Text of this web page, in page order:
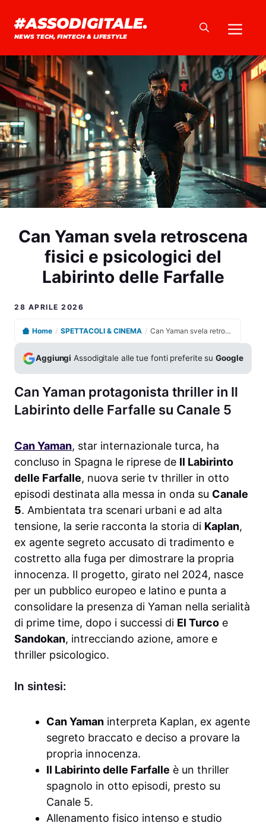
contenuto
#ASSODIGITALE.
NEWS TECH, FINTECH & LIFESTYLE
Can Yaman svela retroscena
fisici e psicologici del
Labirinto delle Farfalle
28 APRILE 2026
Home / SPETTACOLI & CINEMA / Can Yaman svela retroscena fisici e psicologici del Labirinto delle Farfalle
Aggiungi Assodigitale alle tue fonti preferite suGoogle
Can Yaman protagonista thriller in Il
Labirinto delle Farfalle su Canale 5
Can Yaman, star internazionale turca, ha
concluso in Spagna le riprese de Il Labirinto
delle Farfalle, nuova serie tv thriller in otto
episodi destinata alla messa in onda su Canale
5. Ambientata tra scenari urbani e ad alta
tensione, la serie racconta la storia di Kaplan,
ex agente segreto accusato di tradimento e
costretto alla fuga per dimostrare la propria
innocenza. Il progetto, girato nel 2024, nasce
per un pubblico europeo e latino e punta a
consolidare la presenza di Yaman nella serialità
di prime time, dopo i successi di El Turco e
Sandokan, intrecciando azione, amore e
thriller psicologico.
In sintesi:
Can Yaman interpreta Kaplan, ex agente
segreto braccato e deciso a provare la
propria innocenza.
Il Labirinto delle Farfalle è un thriller
spagnolo in otto episodi, presto su
Canale 5.
Allenamento fisico intenso e studio